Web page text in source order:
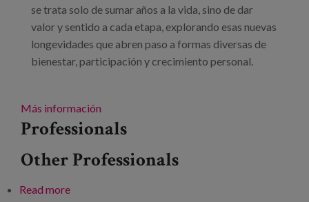
se trata solo de sumar años a la vida, sino de dar
valor y sentido a cada etapa, explorando esas nuevas
longevidades que abren paso a formas diversas de
bienestar, participación y crecimiento personal.
Más información
Professionals
Other Professionals
Read moreabout XXXII Congreso Nacional de la SEEGG: